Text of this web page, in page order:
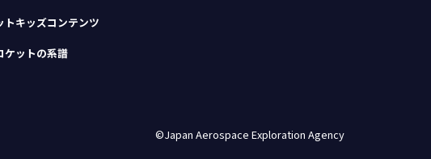
トキッズコンテンツ
ケットの系譜
©Japan Aerospace Exploration Agency